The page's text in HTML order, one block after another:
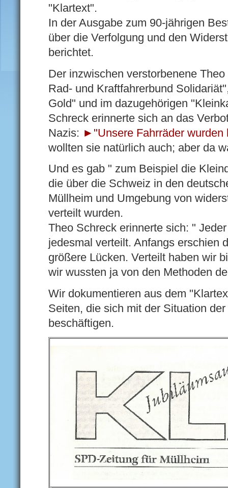
"Klartext".
In der Ausgabe zum 90-jährigen
über die Verfolgung und den
berichtet.
Der inzwischen verstorbenene
Rad- und Kraftfahrerbund
Gold" und im dazugehörigen
Schreck erinnerte sich an das
Nazis: ►"Unsere Fahrräder wurden
wollten sie natürlich auch; aber da
Und es gab " zum Beispiel die
die über die Schweiz in den
Müllheim und Umgebung von
verteilt wurden.
Theo Schreck erinnerte sich: "
jedesmal verteilt. Anfangs erschien
größere Lücken. Verteilt haben wir
wir wussten ja von den Methoden
Wir dokumentieren aus dem
Seiten, die sich mit der Situation
beschäftigen.